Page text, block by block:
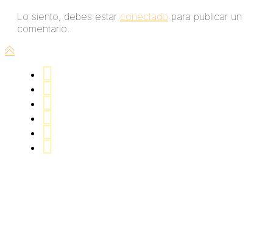
Lo siento, debes estar conectado para publicar un
comentario.